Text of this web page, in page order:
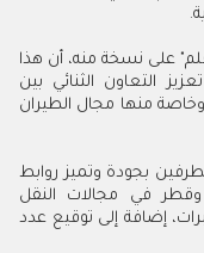
على نسخة منه، أن هذا
التعاون الثنائي بين
منها مجال الطيران
بجودة وتميز روابط
وقطر في مجالات النقل
إضافة إلى توقيع عدد